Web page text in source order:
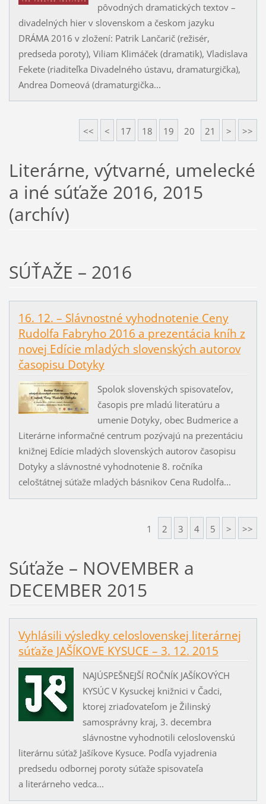
pôvodných dramatických textov –
divadelných hier v slovenskom a českom jazyku
DRÁMA 2016 v zložení: Patrik Lančarič (režisér,
predseda poroty), Viliam Klimáček (dramatik), Vladislava
Fekete (riaditeľka Divadelného ústavu, dramaturgička),
Andrea Domeová (dramaturgička...
<< < 17 18 19 20 21 > >>
Literárne, výtvarné, umelecké
a iné súťaže 2016, 2015
(archív)
SÚŤAŽE – 2016
16. 12. – Slávnostné vyhodnotenie Ceny
Rudolfa Fabryho 2016 a prezentácia kníh z
novej Edície mladých slovenských autorov
časopisu Dotyky
Spolok slovenských spisovateľov,
časopis pre mladú literatúru a
umenie Dotyky, obec Budmerice a
Literárne informačné centrum pozývajú na prezentáciu
knižnej Edície mladých slovenských autorov časopisu
Dotyky a slávnostné vyhodnotenie 8. ročníka
celoštátnej súťaže mladých básnikov Cena Rudolfa...
1 2 3 4 5 > >>
Súťaže – NOVEMBER a
DECEMBER 2015
Vyhlásili výsledky celoslovenskej literárnej
súťaže JAŠÍKOVE KYSUCE – 3. 12. 2015
NAJÚSPEŠNEJŠÍ ROČNÍK JAŠÍKOVÝCH
KYSÚC V Kysuckej knižnici v Čadci,
ktorej zriaďovateľom je Žilinský
samosprávny kraj, 3. decembra
slávnostne vyhodnotili celoslovenskú
literárnu súťaž Jašíkove Kysuce. Podľa vyjadrenia
predsedu odbornej poroty súťaže spisovateľa
a literárneho vedca...